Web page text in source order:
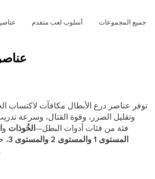
جميع المجموعات أسلوب لعب متقدم
توفر عناصر درع الأبطال مكافآت لاكتساب
وتقليل الضرر، وقوة القتال، وسرعة
فئة من فئات أدوات البطل—الخُوذات و
المستوى 1 والمستوى 2 والمستوى 3
،
الأعلى تأثيرات أقوى.